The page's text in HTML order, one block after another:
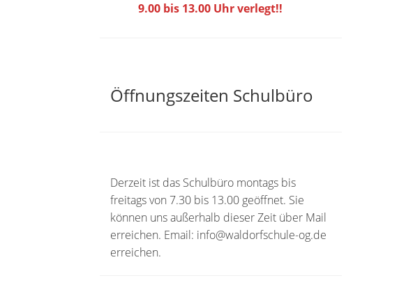
9.00 bis 13.00 Uhr verlegt!!
Öffnungszeiten Schulbüro
Derzeit ist das Schulbüro montags bis
freitags von 7.30 bis 13.00 geöffnet. Sie
können uns außerhalb dieser Zeit über Mail
erreichen. Email: info@waldorfschule-og.de
erreichen.